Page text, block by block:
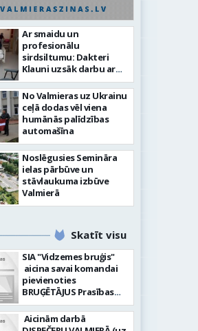
kultūras
Ar smaidu un
profesionālu
sirdsiltumu: Dakteri
Klauni uzsāk darbu ar
senioriem Vidzemes
slimnīcā
No Valmieras uz Ukrainu
ceļā dodas vēl viena
humānās palīdzības
automašīna
Noslēgusies Semināra
ielas pārbūve un
stāvlaukuma izbūve
Valmierā
Skatīt visu
SIA "Vidzemes bruģis"
aicina savai komandai
pievienoties
BRUĢĒTĀJUS Prasības
pretendentiem: Vēlme
strādāt - augsta
atbildības sajūta pret
Aicinām darbā